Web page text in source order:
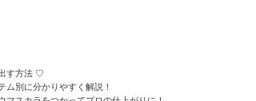
す方法 ♡
別に分かりやすく解説！